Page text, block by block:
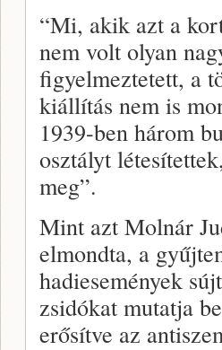
“Mi, akik azt a
nem volt olyan
figyelmeztetett, a
kiállítás nem is
1939-ben három
osztályt
meg”.
Mint azt Molnár
elmondta, a
hadiesemények
zsidókat mutatja
erősítve az